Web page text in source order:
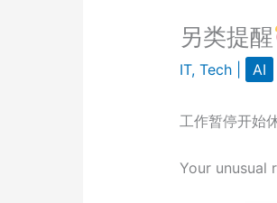
另类提醒
IT, Tech| AI
工作暂停开始
Your unusual